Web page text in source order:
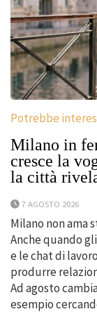
Potrebbe
Milano in
cresce la
la città
7 AGOSTO 2026
Milano non ama
Anche quando
e le chat di
produrre
Ad agosto
esempio